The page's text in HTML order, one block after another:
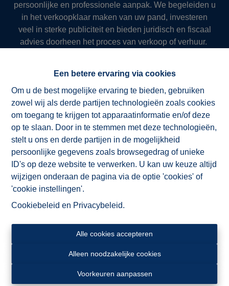
Een betere ervaring via cookies
Om u de best mogelijke ervaring te bieden, gebruiken
zowel wij als derde partijen technologieën zoals cookies
om toegang te krijgen tot apparaatinformatie en/of deze
op te slaan. Door in te stemmen met deze technologieën,
stelt u ons en derde partijen in de mogelijkheid
persoonlijke gegevens zoals browsegedrag of unieke
ID's op deze website te verwerken. U kan uw keuze altijd
wijzigen onderaan de pagina via de optie 'cookies' of
'cookie instellingen'.
Cookiebeleid en Privacybeleid.
Alle cookies accepteren
Alleen noodzakelijke cookies
Voorkeuren aanpassen
persoonlijke en professionele aanpak. We begeleiden u
in het verkoopklaar maken van uw pand, investeren
veel in sterke publiciteit en bieden juridisch en fiscaal
advies doorheen het proces van verkoop of verhuur.
NV ImmoAD